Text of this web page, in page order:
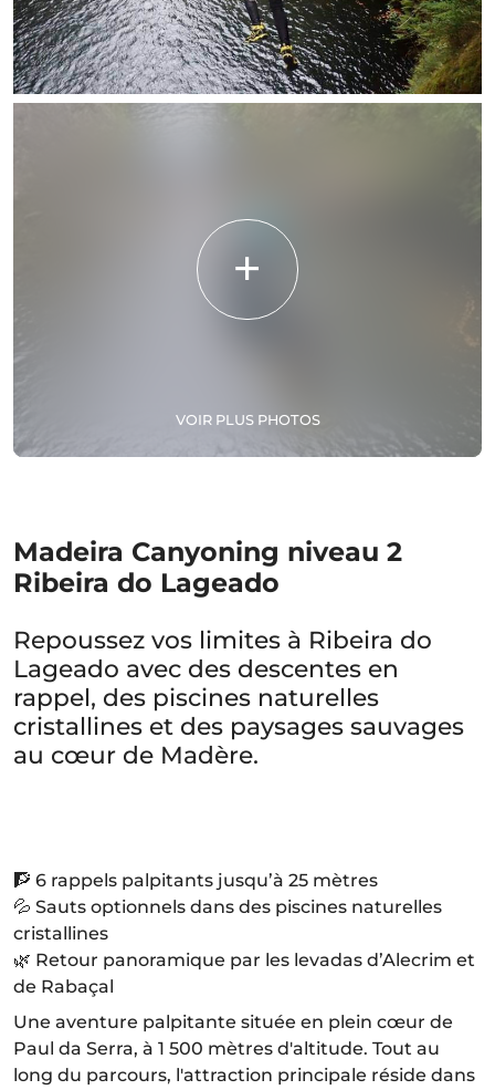
VOIR PLUS PHOTOS
Madeira Canyoning niveau 2
Ribeira do Lageado
Repoussez vos limites à Ribeira do
Lageado avec des descentes en
rappel, des piscines naturelles
cristallines et des paysages sauvages
au cœur de Madère.
🧗 6 rappels palpitants jusqu’à 25 mètres
💦 Sauts optionnels dans des piscines naturelles
cristallines
🌿 Retour panoramique par les levadas d’Alecrim et
de Rabaçal
Une aventure palpitante située en plein cœur de
Paul da Serra, à 1 500 mètres d'altitude. Tout au
long du parcours, l'attraction principale réside dans